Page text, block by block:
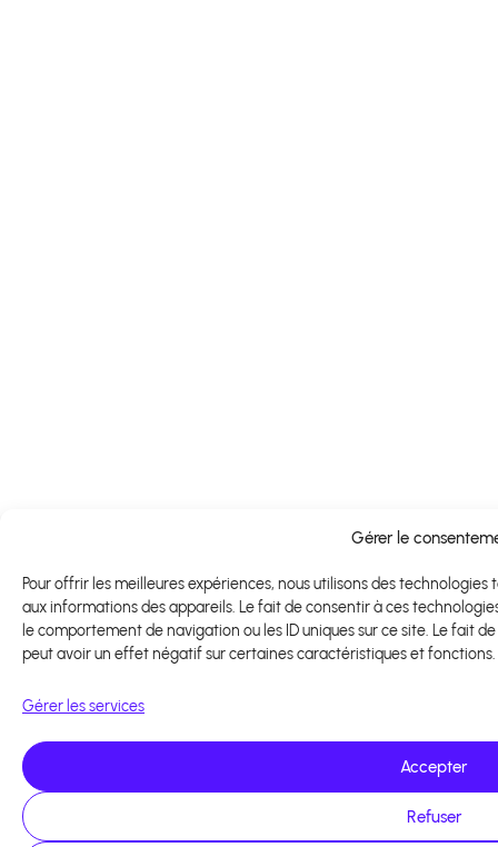
Gérer le
Pour offrir les meilleures expériences, nous utilisons des
aux informations des appareils. Le fait de consentir à ces
le comportement de navigation ou les ID uniques sur ce site. Le fait
peut avoir un effet négatif sur certaines caractéristiques et fonctions.
Gérer les services
Accepter
Refuser